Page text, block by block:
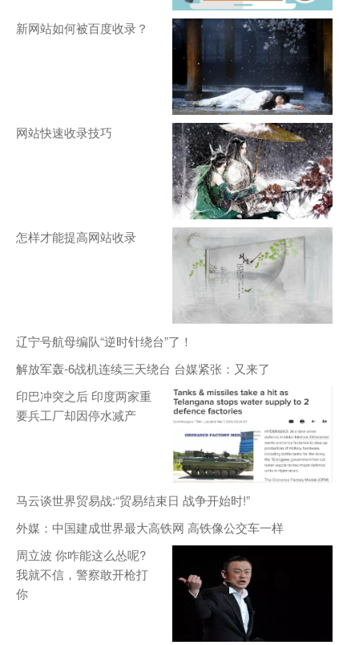
新网站如何被百度收录？
网站快速收录技巧
怎样才能提高网站收录
辽宁号航母编队“逆时针绕台”了！
解放军轰-6战机连续三天绕台 台媒紧张：又来了
印巴冲突之后 印度两家重
要兵工厂却因停水减产
马云谈世界贸易战:“贸易结束日 战争开始时!”
外媒：中国建成世界最大高铁网 高铁像公交车一样
周立波 你咋能这么怂呢?
我就不信，警察敢开枪打
你